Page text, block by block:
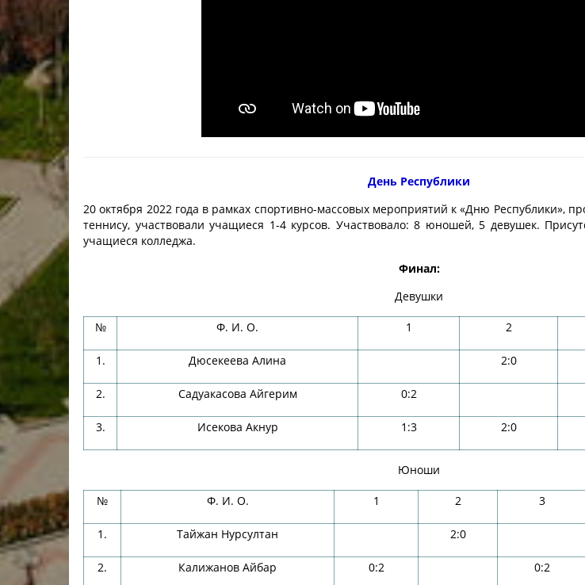
День Республики
20 октября 2022 года в рамках спортивно-массовых мероприятий к «Дню Республики»,
теннису, участвовали учащиеся 1-4 курсов. Участвовало: 8 юношей, 5 девушек.
учащиеся колледжа.
Финал:
Девушки
№ Ф. И. О. 1 2
1. Дюсекеева Алина 2:0
2. Садуакасова Айгерим 0:2
3. Исекова Акнур 1:3 2:0
Юноши
№ Ф. И. О. 1 2 3
1. Тайжан Нурсултан 2:0
2. Калижанов Айбар 0:2 0:2